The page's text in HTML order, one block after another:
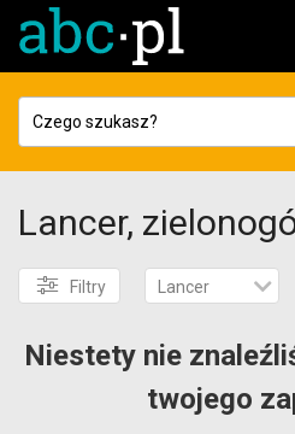
Lancer,
Filtry Lancer
Niestety nie
twojego